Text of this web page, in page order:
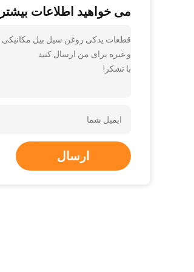
می خواهید اطلاعات
و غیره برای من ارسال کنید
با تشکر!
ارسال